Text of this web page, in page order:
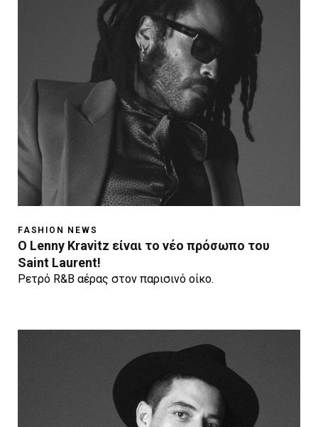
FASHION NEWS
Ο Lenny Kravitz είναι το νέο πρόσωπο του
Saint Laurent!
Ρετρό R&B αέρας στον παρισινό οίκο.